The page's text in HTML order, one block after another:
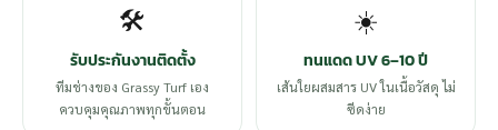
🛠️
รับประกันงานติดตั้ง
ทีมช่างของ Grassy Turf เอง
ควบคุมคุณภาพทุกขั้นตอน
☀️
ทนแดด UV 6–10 ปี
เส้นใยผสมสาร UV ในเนื้อวัสดุ ไม่
ซีดง่าย